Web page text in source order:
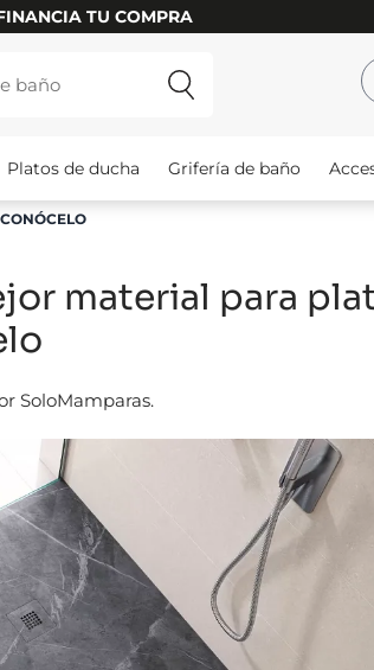
TU COMPRA
Platos de ducha Grifería de baño
material para
SoloMamparas.